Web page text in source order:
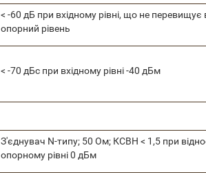
< -60 дБ при вхідному рівні, що не перевищує
опорний рівень
< -70 дБс при вхідному рівні -40 дБм
З'єднувач N-типу; 50 Ом; КСВН < 1,5 при
опорному рівні 0 дБм